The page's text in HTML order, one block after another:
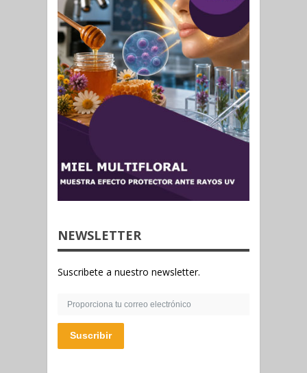
NEWSLETTER
Suscribete a nuestro newsletter.
Suscribir